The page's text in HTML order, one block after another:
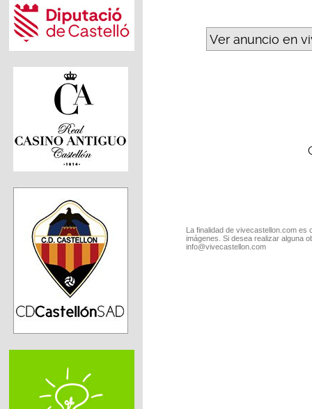
Ver anuncio en
La finalidad de vivecastellon.com
imágenes. Si desea realizar alguna
info@vivecastellon.com